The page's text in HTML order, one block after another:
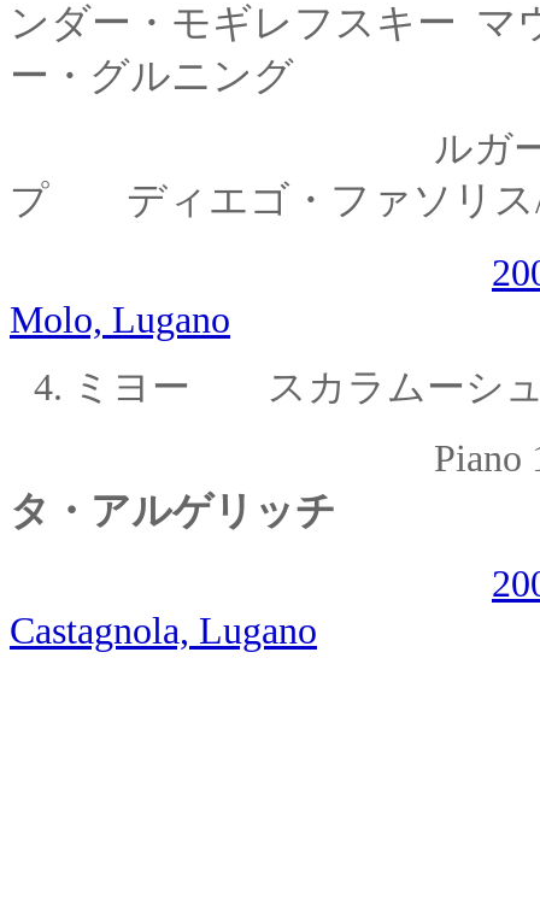
ンダー・モギレフスキー
ー・グルニング
ルガーノ・パー
プ ディエゴ・ファソリス
Molo, Lugano
4. ミヨー スカラムーシ
Piano
タ・アルゲリッチ
Castagnola, Lugano